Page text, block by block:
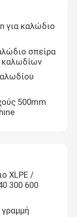
για καλώδιο
σπείρα
καλωδίων
500mm
XLPE /
300 600